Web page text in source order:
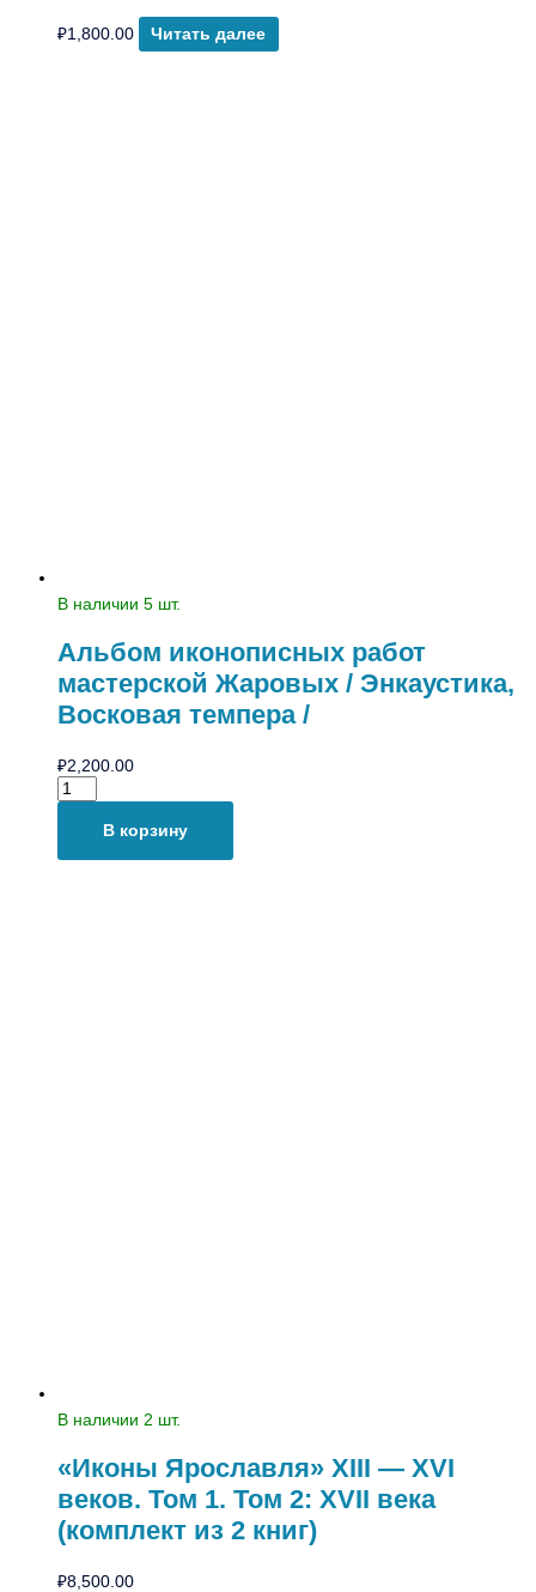
₽1,800.00 Читать далее
В наличии 5 шт.
Альбом иконописных работ
мастерской Жаровых / Энкаустика,
Восковая темпера /
₽2,200.00
В корзину
В наличии 2 шт.
«Иконы Ярославля» XIII — XVI
веков. Том 1. Том 2: XVII века
(комплект из 2 книг)
₽8,500.00